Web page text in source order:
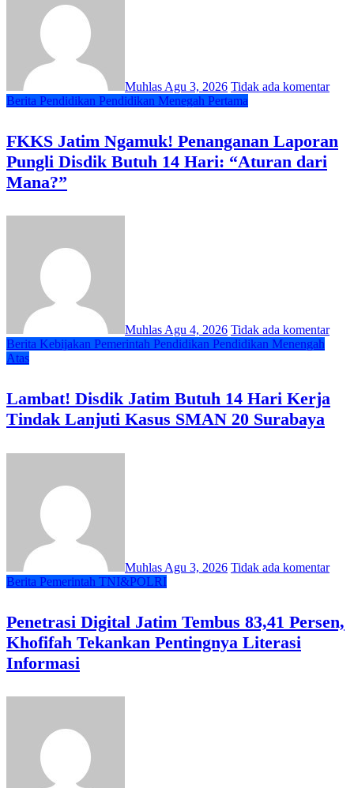
Muhlas Agu 3, 2026 Tidak ada komentar
Berita Pendidikan Pendidikan Menegah Pertama
FKKS Jatim Ngamuk! Penanganan Laporan
Pungli Disdik Butuh 14 Hari: “Aturan dari
Mana?”
Muhlas Agu 4, 2026 Tidak ada komentar
Berita Kebijakan Pemerintah Pendidikan Pendidikan Menengah
Atas
Lambat! Disdik Jatim Butuh 14 Hari Kerja
Tindak Lanjuti Kasus SMAN 20 Surabaya
Muhlas Agu 3, 2026 Tidak ada komentar
Berita Pemerintah TNI&POLRI
Penetrasi Digital Jatim Tembus 83,41 Persen,
Khofifah Tekankan Pentingnya Literasi
Informasi